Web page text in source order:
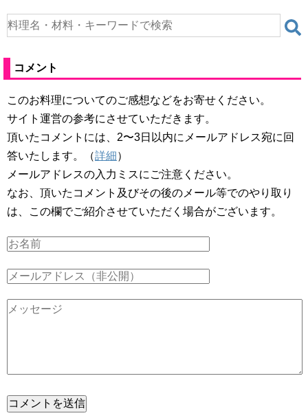
コメント
このお料理についてのご感想などをお寄せください。
サイト運営の参考にさせていただきます。
頂いたコメントには、2〜3日以内にメールアドレス宛に回
答いたします。（詳細）
メールアドレスの入力ミスにご注意ください。
なお、頂いたコメント及びその後のメール等でのやり取り
は、この欄でご紹介させていただく場合がございます。